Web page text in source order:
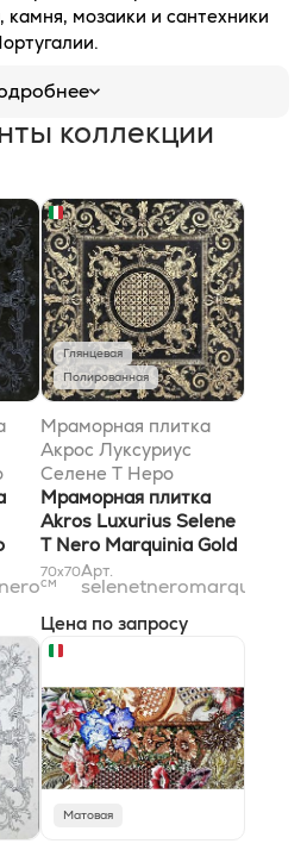
камня, мозаики и сантехники
коллекции
Глянцевая
Полированная
Мраморная плитка
Акрос Луксуриус
Селене T Неро
Марквиниа Голд
69,6x69,6
Мраморная плитка
Akros Luxurius Selene
T Nero Marquinia Gold
69,6x69,6
70x70
см
Арт.
Цена по запросу
Матовая